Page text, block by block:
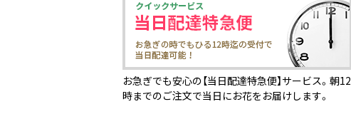
お急ぎでも安心の【当日配達特急便】サービス。朝12
時までのご注文で当日にお花をお届けします。